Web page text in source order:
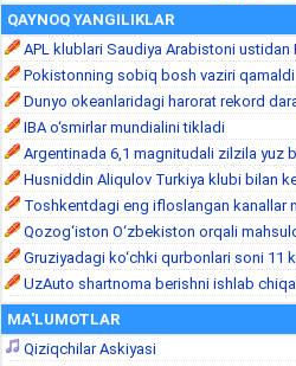
QAYNOQ YANGILIKLAR
APL klublari Saudiya Arabistoni
Pokistonning sobiq bosh vaziri qamaldi
Dunyo okeanlaridagi harorat rekord
IBA o‘smirlar mundialini tikladi
Argentinada 6,1 magnitudali zilzila yuz
Husniddin Aliqulov Turkiya klubi bilan
Toshkentdagi eng ifloslangan kanallar
Qozog‘iston O‘zbekiston orqali
Gruziyadagi ko‘chki qurbonlari soni 11
UzAuto shartnoma berishni ishlab
MA'LUMOTLAR
Qiziqchilar Askiyasi